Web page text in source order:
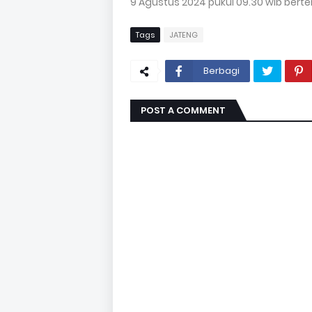
Tags JATENG
Berbagi
POST A COMMENT